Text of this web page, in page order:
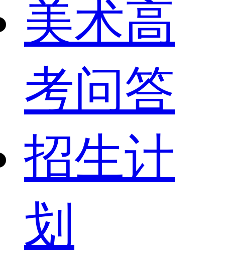
美术高
考问答
招生计
划